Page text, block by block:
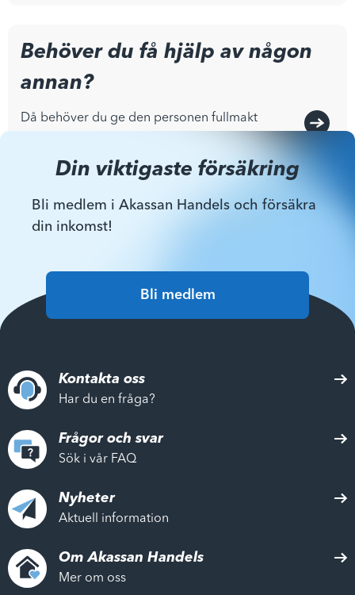
Behöver du få hjälp av någon
annan?
Då behöver du ge den personen fullmakt
Din viktigaste försäkring
Bli medlem i Akassan Handels och försäkra
din inkomst!
Bli medlem
Kontakta oss
Har du en fråga?
Frågor och svar
Sök i vår FAQ
Nyheter
Aktuell information
Om Akassan Handels
Mer om oss